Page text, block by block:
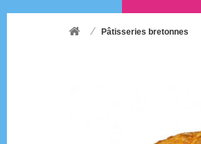
Pâtisseries bretonnes